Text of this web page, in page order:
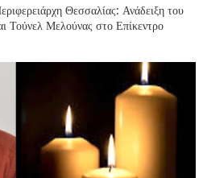
Θεσσαλίας: Ανάδειξη του
Τούνελ Μελούνας στο Επίκεντρο